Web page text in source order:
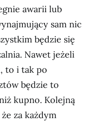
awarii lub
sam nic
będzie się
Nawet jeżeli
to i tak po
będzie to
kupno. Kolejną
za każdym